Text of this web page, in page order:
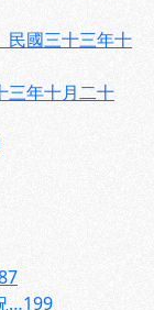
民國三十三年十
三年十月二十
…199